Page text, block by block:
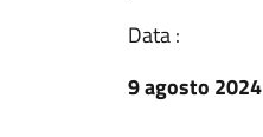
Data :
9 agosto 2024